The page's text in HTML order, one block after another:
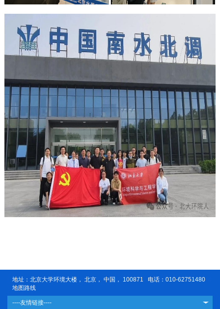
地址：北京大学环境大楼， 北京， 中国， 100871 电话：010-62751480
地图路线
----友情链接----